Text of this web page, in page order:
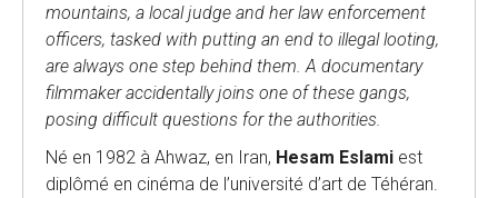
mountains, a local judge and her law enforcement
officers, tasked with putting an end to illegal looting,
are always one step behind them. A documentary
filmmaker accidentally joins one of these gangs,
posing difficult questions for the authorities.
Né en 1982 à Ahwaz, en Iran, Hesam Eslami est
diplômé en cinéma de l’université d’art de Téhéran.